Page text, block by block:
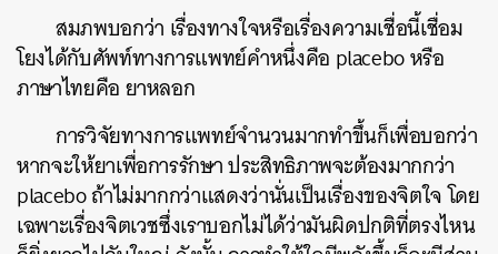
สมภพบอกว่า เรื่องทางใจหรือเรื่องความเชื่อนี้เชื่อม
โยงได้กับศัพท์ทางการแพทย์คำหนึ่งคือ placebo หรือ
ภาษาไทยคือ ยาหลอก
การวิจัยทางการแพทย์จำนวนมากทำขึ้นก็เพื่อบอกว่า
หากจะให้ยาเพื่อการรักษา ประสิทธิภาพจะต้องมากกว่า
placebo ถ้าไม่มากกว่าแสดงว่านั่นเป็นเรื่องของจิตใจ โดย
เฉพาะเรื่องจิตเวชซึ่งเราบอกไม่ได้ว่ามันผิดปกติที่ตรงไหน